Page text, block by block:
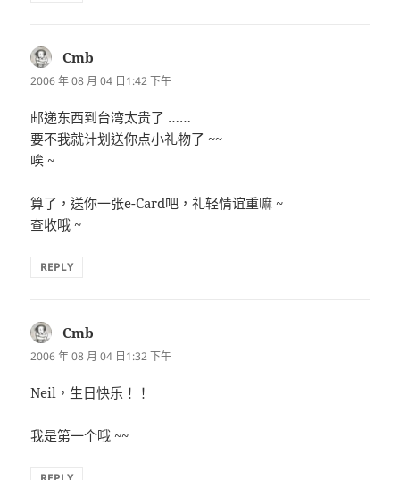
Cmb
示:
2006 年 08 月 04 日1:42 下午
邮递东西到台湾太贵了 ……
要不我就计划送你点小礼物了 ~~
唉 ~
算了，送你一张e-Card吧，礼轻情谊重嘛 ~
查收哦 ~
REPLY
Cmb
示:
2006 年 08 月 04 日1:32 下午
Neil，生日快乐！！
我是第一个哦 ~~